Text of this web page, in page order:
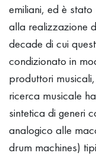
emiliani, ed è
alla realizzazione
decade di cui
condizionato in
produttori
ricerca musicale
sintetica di generi
analogico alle
drum machines)